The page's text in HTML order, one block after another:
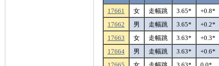
17661 女 走幅跳 3.65*
+0.8*
17662
男 走幅跳 3.65*
+0.2*
17663
女 走幅跳 3.63*
+0.3*
17664
男 走幅跳 3.63*
+0.6*